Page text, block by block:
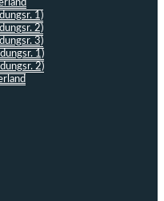
1)
2)
3)
1)
2)